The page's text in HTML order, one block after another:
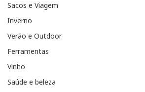
Sacos e Viagem
Inverno
Verão e Outdoor
Ferramentas
Vinho
Saúde e beleza